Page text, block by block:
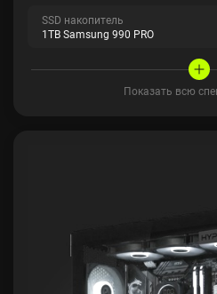
SSD накопитель
1TB Samsung 990 PRO
Показать всю